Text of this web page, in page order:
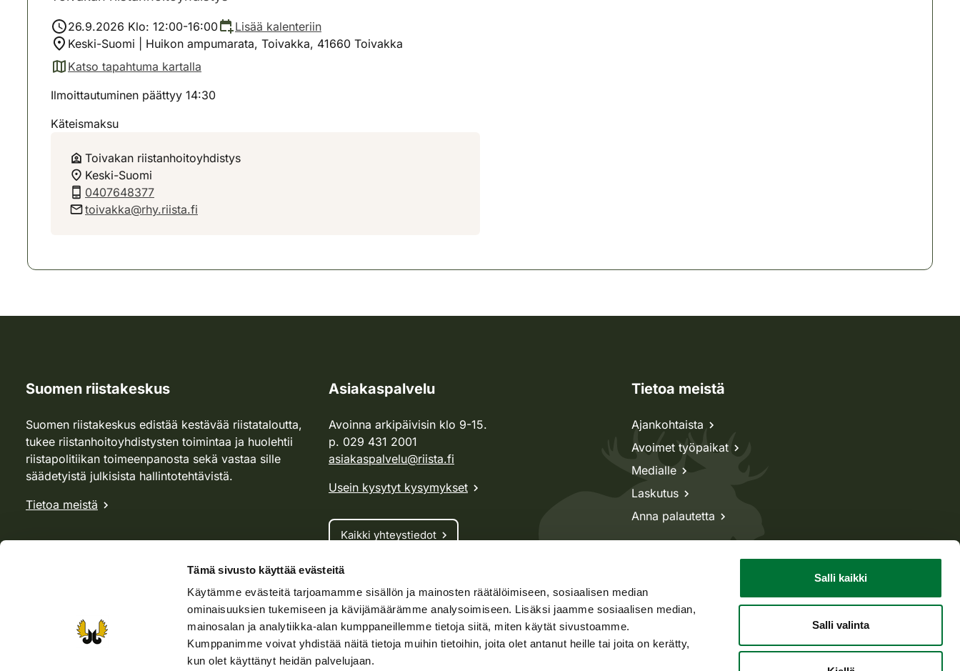
Tämä sivusto käyttää evästeitä
Käytämme evästeitä tarjoamamme sisällön ja mainosten räätälöimiseen, sosiaalisen median
ominaisuuksien tukemiseen ja kävijämäärämme analysoimiseen. Lisäksi jaamme sosiaalisen median,
mainosalan ja analytiikka-alan kumppaneillemme tietoja siitä, miten käytät sivustoamme.
Kumppanimme voivat yhdistää näitä tietoja muihin tietoihin, joita olet antanut heille tai joita on kerätty,
kun olet käyttänyt heidän palvelujaan.
Salli kaikki
Salli valinta
26.9.2026 Klo: 12:00-16:00
Lisää kalenteriin
Keski-Suomi | Huikon ampumarata, Toivakka, 41660 Toivakka
Katso tapahtuma kartalla
(avautuu uuteen välilehteen)
Ilmoittautuminen päättyy 14:30
Käteismaksu
Toivakan riistanhoitoyhdistys
Keski-Suomi
0407648377
toivakka@rhy.riista.fi
Suomen riistakeskus
Suomen riistakeskus edistää kestävää riistataloutta,
tukee riistanhoitoyhdistysten toimintaa ja huolehtii
riistapolitiikan toimeenpanosta sekä vastaa sille
säädetyistä julkisista hallintotehtävistä.
Tietoa meistä
Asiakaspalvelu
Avoinna arkipäivisin klo 9-15.
p. 029 431 2001
asiakaspalvelu@riista.fi
Usein kysytyt kysymykset
Kaikki yhteystiedot
Metsästyskortti-asiat
Oma riista -asiat
Lupa-asiat
Tietoa meistä
Ajankohtaista
Avoimet työpaikat
Medialle
Laskutus
Anna palautetta